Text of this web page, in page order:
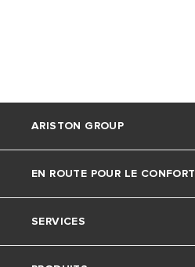
ARISTON GROUP
La marque Ariston
Le groupe
EN ROUTE POUR LE CONFORT
Actu
SERVICES